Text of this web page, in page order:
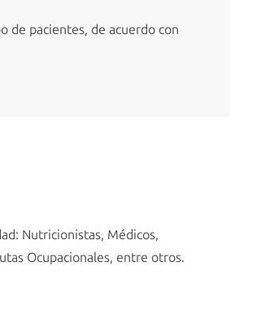
de pacientes, de acuerdo con
Nutricionistas, Médicos,
Ocupacionales, entre otros.